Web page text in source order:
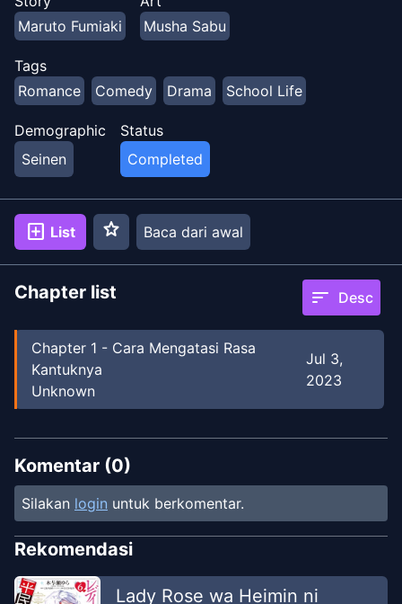
dalam seri terbaru mereka sambil juga menemukan
perasaan mereka yang sebenarnya dan menemukan
kesejajaran antara diri mereka dan karakter dalam
novel Kasumigaoka. Ini adalah Kisah alternatif dengan
Kasumigaoka Utaha sebagai Tokoh Utama.
Maruto Fumiaki
Musha Sabu
Tags
Romance
Comedy Drama School Life
Demographic
Seinen
Status
Completed
add_box List star Baca dari awal
Chapter list sort Desc
Chapter 1 - Cara Mengatasi Rasa
Kantuknya
Unknown
Jul 3,
2023
Komentar (0)
Silakan login untuk berkomentar.
Rekomendasi
Lady Rose wa Heimin ni